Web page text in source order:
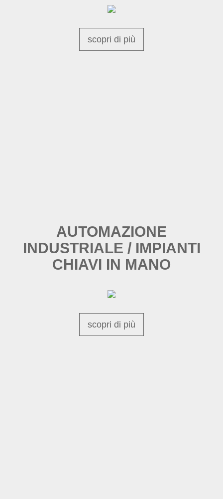
scopri di più
AUTOMAZIONE
INDUSTRIALE / IMPIANTI
CHIAVI IN MANO
scopri di più